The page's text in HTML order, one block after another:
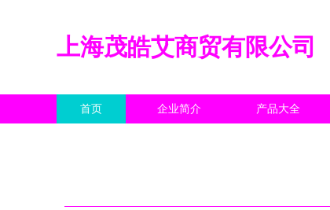
上海茂皓艾商贸有限公司
首页 企业简介 产品大全